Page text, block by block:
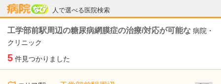
人で選べる医院検索
病院なび
工学部前駅周辺の糖尿病網膜症の治療/対応が可能な 病院・
クリニック
5 件見つかりました